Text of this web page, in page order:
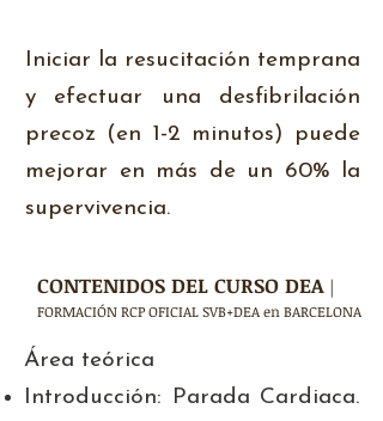
Iniciar la resucitación temprana
y efectuar una desfibrilación
precoz (en 1-2 minutos) puede
mejorar en más de un 60% la
supervivencia.
CONTENIDOS DEL CURSO DEA |
FORMACIÓN RCP OFICIAL SVB+DEA en BARCELONA
Área teórica
Introducción: Parada Cardiaca.